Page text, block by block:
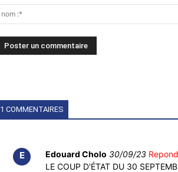
1 COMMENTAIRES
E Edouard Cholo 30/09/23
LE COUP D'ÉTAT DU 30